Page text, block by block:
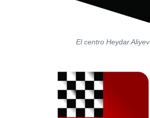
El centro Heydar Aliyev